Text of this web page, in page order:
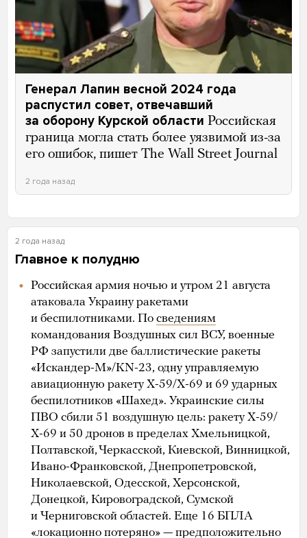
Генерал Лапин весной 2024 года
распустил совет, отвечавший
за оборону Курской области Российская
граница могла стать более уязвимой из-за
его ошибок, пишет The Wall Street Journal
2 года назад
2 года назад
Главное к полудню
Российская армия ночью и утром 21 августа
атаковала Украину ракетами
и беспилотниками. По сведениям
командования Воздушных сил ВСУ, военные
РФ запустили две баллистические ракеты
«Искандер-М»/KN-23, одну управляемую
авиационную ракету Х-59/Х-69 и 69 ударных
беспилотников «Шахед». Украинские силы
ПВО сбили 51 воздушную цель: ракету Х-59/
Х-69 и 50 дронов в пределах Хмельницкой,
Полтавской, Черкасской, Киевской, Винницкой,
Ивано-Франковской, Днепропетровской,
Николаевской, Одесской, Херсонской,
Донецкой, Кировоградской, Сумской
и Черниговской областей. Еще 16 БПЛА
«локационно потеряно» — предположительно